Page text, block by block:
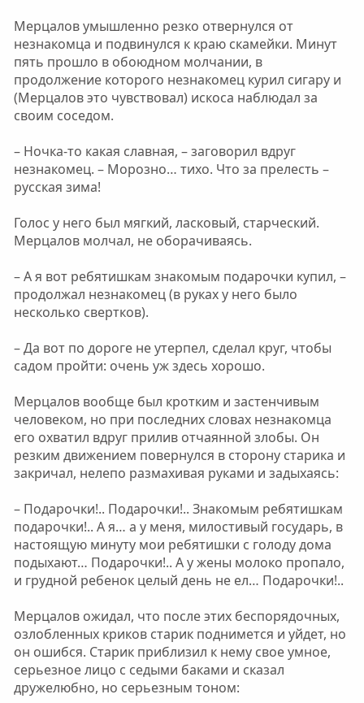
Мерцалов умышленно резко отвернулся от
незнакомца и подвинулся к краю скамейки. Минут
пять прошло в обоюдном молчании, в
продолжение которого незнакомец курил сигару и
(Мерцалов это чувствовал) искоса наблюдал за
своим соседом.
– Ночка-то какая славная, – заговорил вдруг
незнакомец. – Морозно… тихо. Что за прелесть –
русская зима!
Голос у него был мягкий, ласковый, старческий.
Мерцалов молчал, не оборачиваясь.
– А я вот ребятишкам знакомым подарочки купил, –
продолжал незнакомец (в руках у него было
несколько свертков).
– Да вот по дороге не утерпел, сделал круг, чтобы
садом пройти: очень уж здесь хорошо.
Мерцалов вообще был кротким и застенчивым
человеком, но при последних словах незнакомца
его охватил вдруг прилив отчаянной злобы. Он
резким движением повернулся в сторону старика и
закричал, нелепо размахивая руками и задыхаясь:
– Подарочки!.. Подарочки!.. Знакомым ребятишкам
подарочки!.. А я… а у меня, милостивый государь, в
настоящую минуту мои ребятишки с голоду дома
подыхают… Подарочки!.. А у жены молоко пропало,
и грудной ребенок целый день не ел… Подарочки!..
Мерцалов ожидал, что после этих беспорядочных,
озлобленных криков старик поднимется и уйдет, но
он ошибся. Старик приблизил к нему свое умное,
серьезное лицо с седыми баками и сказал
дружелюбно, но серьезным тоном: